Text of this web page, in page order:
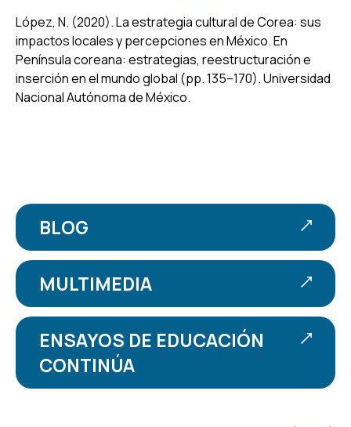
López, N. (2020). La estrategia cultural de Corea: sus
impactos locales y percepciones en México. En
Península coreana: estrategias, reestructuración e
inserción en el mundo global (pp. 135–170). Universidad
Nacional Autónoma de México.
BLOG
MULTIMEDIA
ENSAYOS DE EDUCACIÓN
CONTINÚA